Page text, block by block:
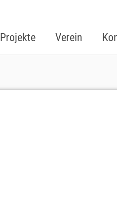
Projekte Verein